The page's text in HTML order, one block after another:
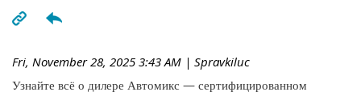
Fri, November 28, 2025 3:43 AM | Spravkiluc
Узнайте всё о дилере Автомикс — сертифицированном